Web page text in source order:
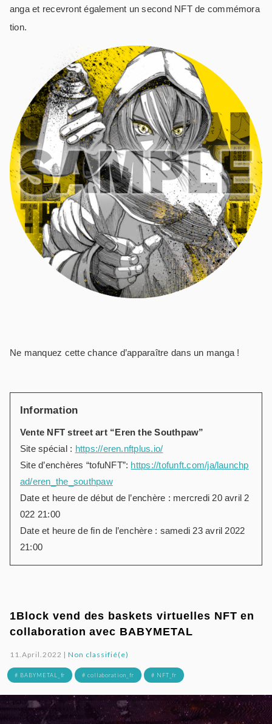
anga et recevront également un second NFT de commémora
tion.
Ne manquez cette chance d’apparaître dans un manga !
Information
Vente NFT street art “Eren the Southpaw”
Site spécial : https://eren.nftplus.io/
Site d’enchères “tofuNFT”: https://tofunft.com/ja/launchp
ad/eren_the_southpaw
Date et heure de début de l’enchère : mercredi 20 avril 2
022 21:00
Date et heure de fin de l’enchère : samedi 23 avril 2022
21:00
1Block vend des baskets virtuelles NFT en
collaboration avec BABYMETAL
11.April.2022 |Non classifié(e)
# BABYMETAL_fr # collaboration_fr # NFT_fr